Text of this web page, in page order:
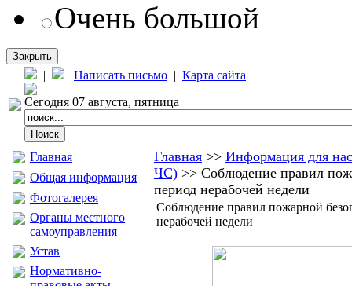
Очень большой
Закрыть
| Написать письмо | Карта сайта
Сегодня 07 августа, пятница
Главная
Общая информация
Фотогалерея
Органы местного
самоуправления
Устав
Нормативно-
Главная >> Информация для
ЧС) >> Соблюдение правил
период нерабочей недели
Соблюдение правил пожарной
нерабочей недели